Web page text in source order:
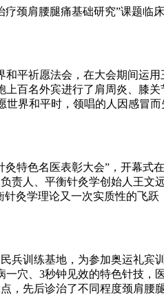
颈肩腰腿痛基础研究”课题临
平祈愿法会，在大会期间运用
百名外宾进行了肩周炎、膝
界和平时，领唱的人因感冒
特色名医表彰大会”，开幕式
责人、平衡针灸学创始人王文
灸学理论又一次实质性的飞
训练基地，为参加奥运礼宾
穴、3秒钟见效的特色针技，
，先后诊治了不同程度颈肩腰